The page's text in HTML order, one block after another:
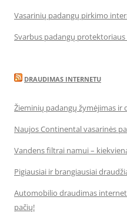
Vasarinių padangų pirkimo
Svarbus padangų
DRAUDIMAS INTERNETU
Žieminių padangų žymėjimas ir
Naujos Continental vasarinės
Vandens filtrai namui –
Pigiausiai ir brangiausiai
Automobilio draudimas
pačių!